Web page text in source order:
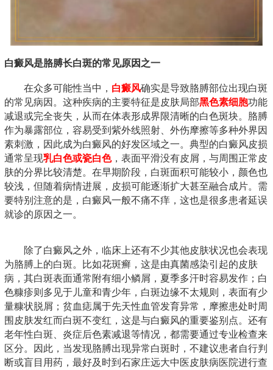
白癜风是胳膊长白斑的常见原因之一
在众多可能性当中， 白癜风确实是导致胳膊部位出现白斑
的常见病因。这种疾病的主要特征是皮肤局部黑色素细胞功能
减退或完全丧失，从而在体表形成界限清晰的白色斑块。胳膊
作为暴露部位，容易受到紫外线照射、外伤摩擦等多种外界因
素刺激，因此成为白癜风的好发区域之一。典型的白癜风皮损
通常呈现乳白色或瓷白色，表面平滑没有皮屑，与周围正常皮
肤的分界比较清楚。在早期阶段，白斑面积可能较小，颜色也
较浅，但随着病情进展，皮损可能逐渐扩大甚至融合成片。需
要特别注意的是，白癜风一般不痛不痒，这也是很多患者延误
就诊的原因之一。
除了白癜风之外，临床上还有不少其他皮肤状况也会表现
为胳膊上的白斑。比如花斑癣，这是由真菌感染引起的皮肤
病，其白斑表面通常附有细小鳞屑，夏季多汗时容易发作；白
色糠疹则多见于儿童和青少年，白斑边缘不太规则，表面有少
量糠状脱屑；贫血痣属于先天性血管发育异常，摩擦患处时周
围皮肤发红而白斑不变红，这是与白癜风的重要鉴别点。还有
老年性白斑、炎症后色素减退等情况，都需要通过专业检查来
区分。因此，当发现胳膊出现异常白斑时，不建议患者自行判
断或盲目用药，最好及时到石家庄远大中医皮肤病医院进行查